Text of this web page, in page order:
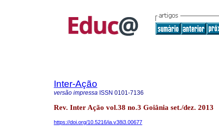
Inter-Ação
versão impressa ISSN 0101-7136
Rev. Inter Ação vol.38 no.3 Goiânia set./dez. 2013
https://doi.org/10.5216/ia.v38i3.00677